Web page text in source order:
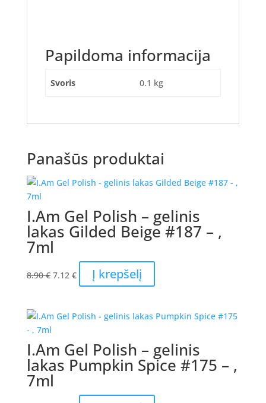
Papildoma informacija
Svoris 0.1 kg
Panašūs produktai
I.Am Gel Polish – gelinis
lakas Gilded Beige #187 – ,
7ml
8.90€ Original
8.90 €.
7.12 €Current
price
7.12 €.
Į krepšelį
I.Am Gel Polish – gelinis
lakas Pumpkin Spice #175 – ,
7ml